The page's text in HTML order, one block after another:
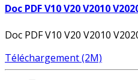
Doc PDF V10 V20 V2010
Doc PDF V10 V20 V2010
Téléchargement (2M)